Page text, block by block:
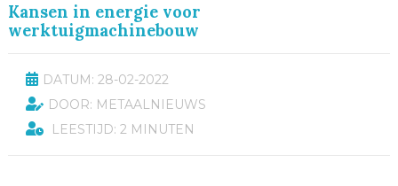
Kansen in energie voor
werktuigmachinebouw
DATUM: 28-02-2022
DOOR: METAALNIEUWS
LEESTIJD: 2 MINUTEN